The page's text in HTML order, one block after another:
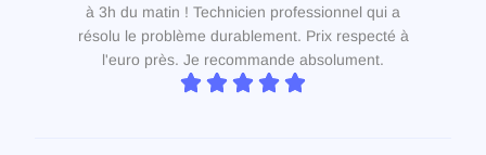
à 3h du matin ! Technicien professionnel qui a
résolu le problème durablement. Prix respecté à
l'euro près. Je recommande absolument.